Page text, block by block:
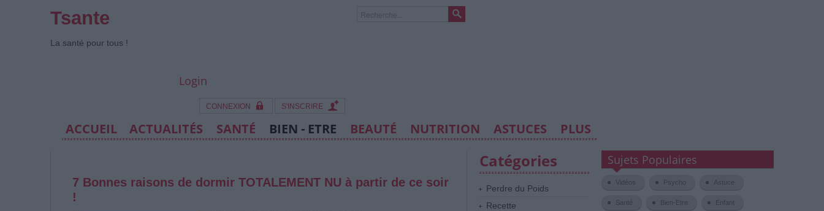
Tsante
La santé pour tous !
Login
CONNEXION S'INSCRIRE
ACCUEIL ACTUALITÉS SANTÉ BIEN - ETRE BEAUTÉ NUTRITION ASTUCES PLUS
7 Bonnes raisons de dormir TOTALEMENT NU à partir de ce soir
!
Catégories
Perdre du Poids
Recette
Sujets Populaires
Vidéos Psycho Astuce
Santé Bien-Etre Enfant